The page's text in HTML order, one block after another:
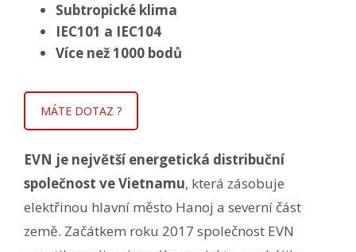
Subtropické klima
IEC101 a IEC104
Více než 1000 bodů
MÁTE DOTAZ ?
EVN je největší energetická distribuční
společnost ve Vietnamu, která zásobuje
elektřinou hlavní město Hanoj a severní část
země. Začátkem roku 2017 společnost EVN